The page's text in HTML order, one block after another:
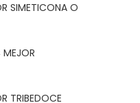
SIMETICONA O
MEJOR
TRIBEDOCE